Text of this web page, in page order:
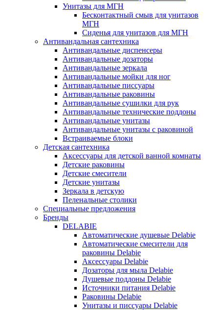
Унитазы для МГН
Бесконтактный смыв для унитазов
МГН
Сиденья для унитазов для МГН
Антивандальная сантехника
Антивандальные диспенсеры
Антивандальные дозаторы
Антивандальные зеркала
Антивандальные мойки для ног
Антивандальные писсуары
Антивандальные раковины
Антивандальные сушилки для рук
Антивандальные технические поддоны
Антивандальные унитазы
Антивандальные унитазы с раковиной
Встраиваемые блоки
Детская сантехника
Аксессуары для детской ванной комнаты
Детские раковины
Детские смесители
Детские унитазы
Зеркала в детскую
Пеленальные столики
Специальные предложения
Бренды
DELABIE
Автоматические душевые Delabie
Автоматические смесители для
раковины Delabie
Аксессуары Delabie
Дозаторы для мыла Delabie
Душевые поддоны Delabie
Источники питания Delabie
Раковины Delabie
Унитазы и писсуары Delabie